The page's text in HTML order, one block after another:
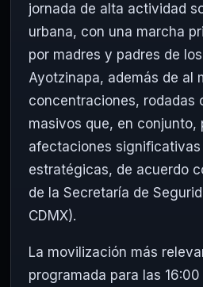
jornada de alta actividad
urbana, con una marcha
por madres y padres de
Ayotzinapa, además de al
concentraciones, rodadas
masivos que, en conjunto,
afectaciones
estratégicas, de acuerdo
de la Secretaría de
CDMX).
La movilización más
programada para las